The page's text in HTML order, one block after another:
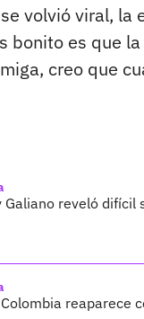
volvió viral,
bonito es que
creo que
Galiano reveló difícil
Colombia reaparece